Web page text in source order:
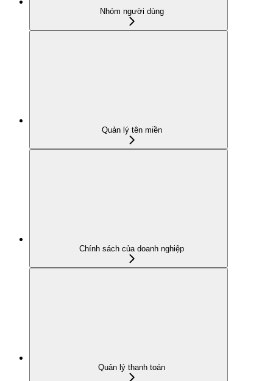
Nhóm người dùng
Quản lý tên miền
Chính sách của doanh nghiệp
Quản lý thanh toán